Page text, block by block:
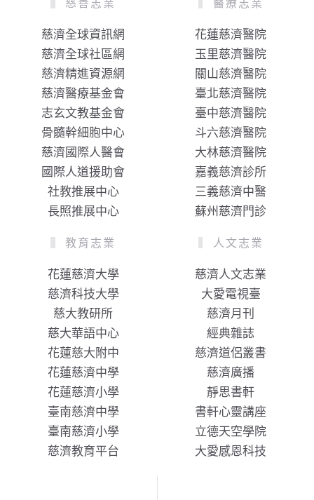
慈善志業
慈濟全球資訊網
慈濟全球社區網
慈濟精進資源網
慈濟醫療基金會
志玄文教基金會
骨髓幹細胞中心
慈濟國際人醫會
國際人道援助會
社教推展中心
長照推展中心
醫療志業
花蓮慈濟醫院
玉里慈濟醫院
關山慈濟醫院
臺北慈濟醫院
臺中慈濟醫院
斗六慈濟醫院
大林慈濟醫院
嘉義慈濟診所
三義慈濟中醫
蘇州慈濟門診
教育志業
花蓮慈濟大學
慈濟科技大學
慈大教研所
慈大華語中心
花蓮慈大附中
花蓮慈濟中學
花蓮慈濟小學
臺南慈濟中學
臺南慈濟小學
慈濟教育平台
人文志業
慈濟人文志業
大愛電視臺
慈濟月刊
經典雜誌
慈濟道侶叢書
慈濟廣播
靜思書軒
書軒心靈講座
立德天空學院
大愛感恩科技